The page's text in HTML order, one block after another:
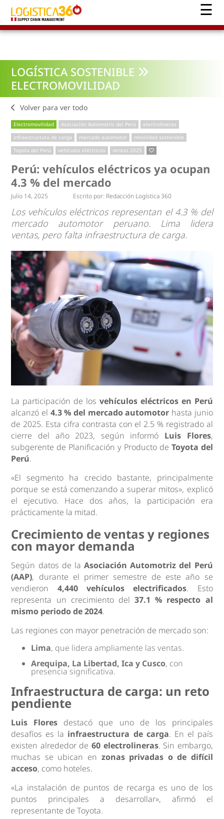
LOGÍSTICA SOSTENIBLE
ELECTROMOVILIDAD
Volver para ver todo
Electromovilidad Asociación Automotriz del Perú
electrolineras
infraestructura de carga
mercado automotor
movilidad sostenible
Toyota del Perú
vehículos eléctricos ventas 2025
Perú: vehículos eléctricos ya ocupan
4.3 % del mercado
Julio 14, 2025 Escrito por: Redacción Logística 360
Los vehículos eléctricos representan el 4.3 % del
mercado automotor peruano. Lima lidera
ventas, pero falta infraestructura de carga.
La participación de los vehículos eléctricos en Perú
alcanzó el 4.3 % del mercado automotor hasta junio
de 2025. Esta cifra contrasta con el 2.5 % registrado al
cierre del año 2023, según informó Luis Flores,
subgerente de Planificación y Producto de Toyota del
Perú.
«El segmento ha crecido bastante, principalmente
porque se está comenzando a superar mitos», explicó
el ejecutivo. Hace dos años, la participación era
prácticamente la mitad.
Crecimiento de ventas y regiones
con mayor demanda
Según datos de laAsociación Automotriz del Perú
(AAP), durante el primer semestre de este año se
vendieron 4,440 vehículos electrificados. Esto
representa un crecimiento del37.1 % respecto al
mismo periodo de 2024.
Las regiones con mayor penetración de mercado son:
Lima, que lidera ampliamente las ventas.
Arequipa, La Libertad, Ica y Cusco, con
presencia significativa.
Infraestructura de carga: un reto
pendiente
Luis Flores destacó que uno de los principales
desafíos es la infraestructura de carga. En el país
existen alrededor de 60 electrolineras. Sin embargo,
muchas se ubican en zonas privadas o de difícil
acceso, como hoteles.
«La instalación de puntos de recarga es uno de los
puntos principales a desarrollar», afirmó el
representante de Toyota.